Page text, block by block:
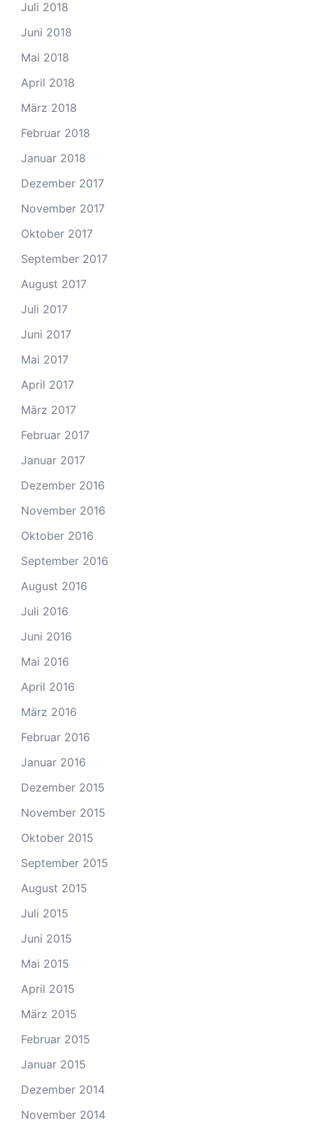
Juli 2018
Juni 2018
Mai 2018
April 2018
März 2018
Februar 2018
Januar 2018
Dezember 2017
November 2017
Oktober 2017
September 2017
August 2017
Juli 2017
Juni 2017
Mai 2017
April 2017
März 2017
Februar 2017
Januar 2017
Dezember 2016
November 2016
Oktober 2016
September 2016
August 2016
Juli 2016
Juni 2016
Mai 2016
April 2016
März 2016
Februar 2016
Januar 2016
Dezember 2015
November 2015
Oktober 2015
September 2015
August 2015
Juli 2015
Juni 2015
Mai 2015
April 2015
März 2015
Februar 2015
Januar 2015
Dezember 2014
November 2014